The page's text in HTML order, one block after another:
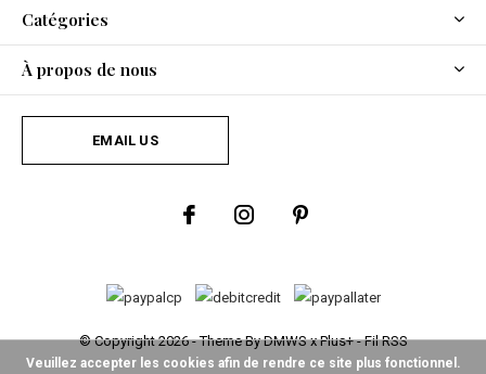
Catégories
À propos de nous
EMAIL US
© Copyright2026- Theme ByDMWSxPlus+-Fil RSS
Veuillez accepter les cookies afin de rendre ce site plus fonctionnel.